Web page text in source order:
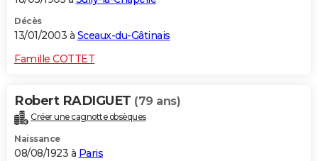
Décès
13/01/2003 à Sceaux-du-Gâtinais
Famille COTTET
Robert RADIGUET (79 ans)
Créer une cagnotte obsèques
Naissance
08/08/1923 à Paris